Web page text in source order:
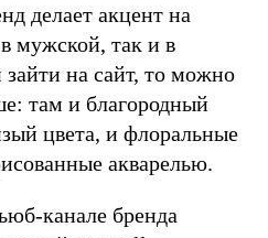
делает акцент на
мужской, так и в
на сайт, то можно
там и благородный
цвета, и флоральные
акварелью.
канале бренда